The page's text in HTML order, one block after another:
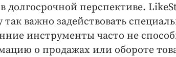
долгосрочной перспективе.
так важно задействовать
инструменты часто не
о продажах или обороте